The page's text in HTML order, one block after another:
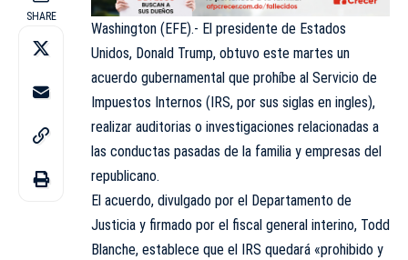
SHARE
Washington (EFE).- El presidente de Estados
Unidos, Donald Trump, obtuvo este martes un
acuerdo gubernamental que prohíbe al Servicio de
Impuestos Internos (IRS, por sus siglas en ingles),
realizar auditorias o investigaciones relacionadas a
las conductas pasadas de la familia y empresas del
republicano.
El acuerdo, divulgado por el Departamento de
Justicia y firmado por el fiscal general interino, Todd
Blanche, establece que el IRS quedará «prohibido y